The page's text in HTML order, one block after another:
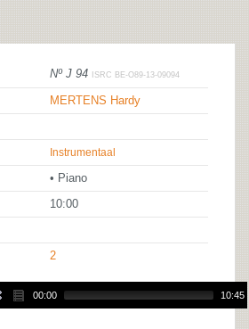
Nº J 94 ISRC BE-O89-13-09094
MERTENS Hardy
Instrumentaal
• Piano
10:00
2
00:00 10:45